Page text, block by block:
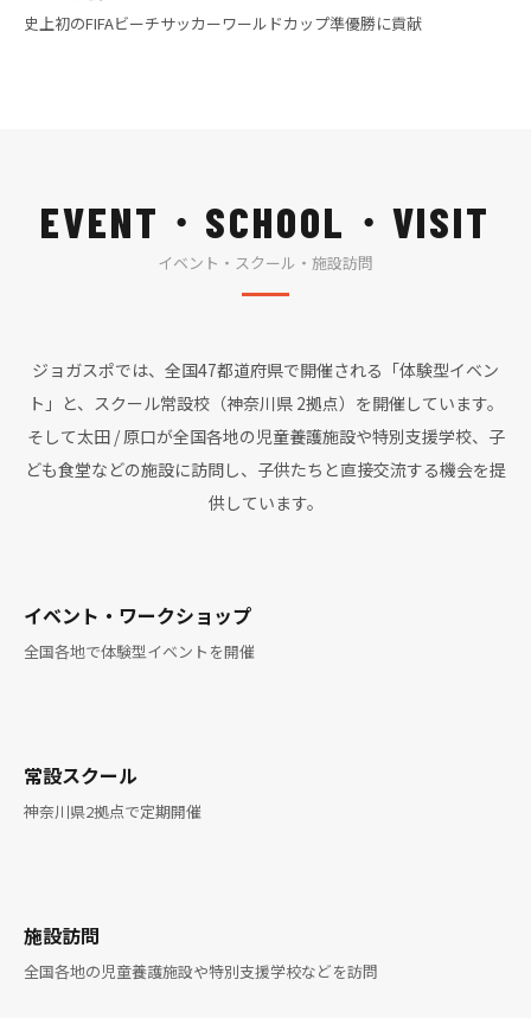
史上初のFIFAビーチサッカーワールドカップ準優勝に貢献
EVENT・SCHOOL・VISIT
イベント・スクール・施設訪問
ジョガスポでは、全国47都道府県で開催される「体験型イベン
ト」と、スクール常設校（神奈川県 2拠点）を開催しています。
そして太田 / 原口が全国各地の児童養護施設や特別支援学校、子
ども食堂などの施設に訪問し、子供たちと直接交流する機会を提
供しています。
01
イベント・ワークショップ
全国各地で体験型イベントを開催
02
常設スクール
神奈川県2拠点で定期開催
03
施設訪問
全国各地の児童養護施設や特別支援学校などを訪問